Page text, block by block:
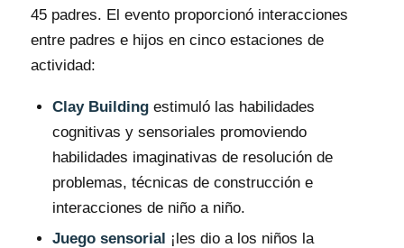
45 padres. El evento proporcionó interacciones
entre padres e hijos en cinco estaciones de
actividad:
Clay Buildingestimuló las habilidades
cognitivas y sensoriales promoviendo
habilidades imaginativas de resolución de
problemas, técnicas de construcción e
interacciones de niño a niño.
Juego sensorial ¡les dio a los niños la